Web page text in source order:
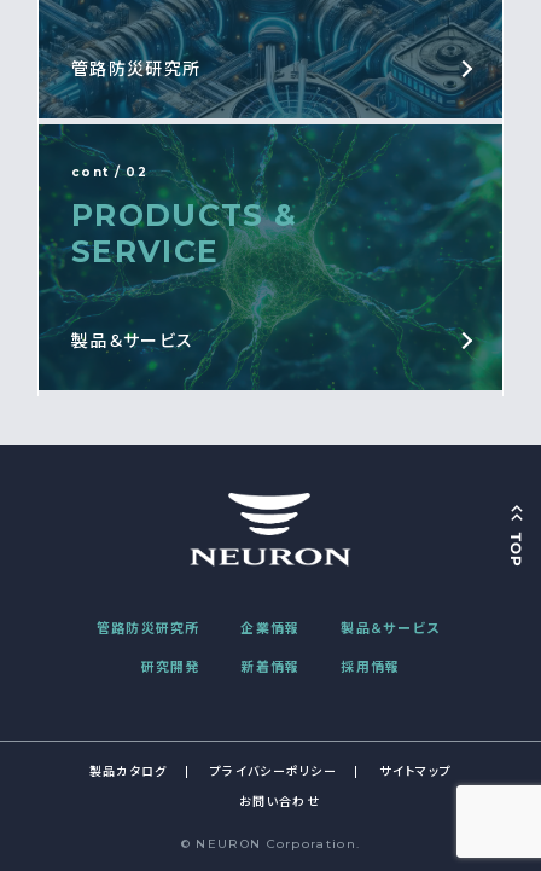
管路防災研究所
cont / 02
PRODUCTS &
SERVICE
製品＆サービス
管路防災研究所 企業情報 製品＆サービス
研究開発 新着情報 採用情報
製品カタログ プライバシーポリシー
サイトマップ
お問い合わせ
© NEURON Corporation.